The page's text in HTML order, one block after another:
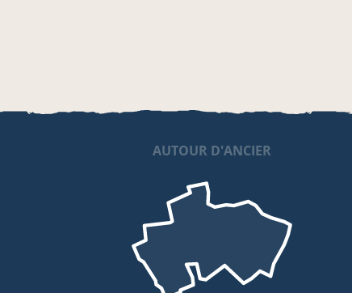
AUTOUR D'ANCIER